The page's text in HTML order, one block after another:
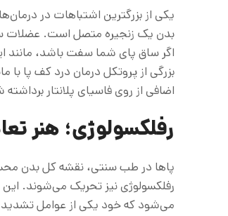
یکی از بزرگترین اشتباهات در
بدن یک زنجیره متصل است. عضلات
اگر ساق پای شما سفت باشد، مانند
بزرگی از پروتکل درمان درد کف پا
اضافی از روی فاسیای پلانتار
رفلکسولوژی؛ هنر
پاها در طب سنتی، نقشه کل بدن
رفلکسولوژی نیز تحریک می‌شوند.
می‌شود که خود یکی از عوامل تشدید